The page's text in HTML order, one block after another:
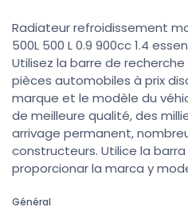
Radiateur refroidissement
500L 500 L 0.9 900cc 1.4
Utilisez la barre de
pièces automobiles à prix
marque et le modèle du
de meilleure qualité, des
arrivage permanent,
constructeurs. Utilice la
proporcionar la marca y
Général